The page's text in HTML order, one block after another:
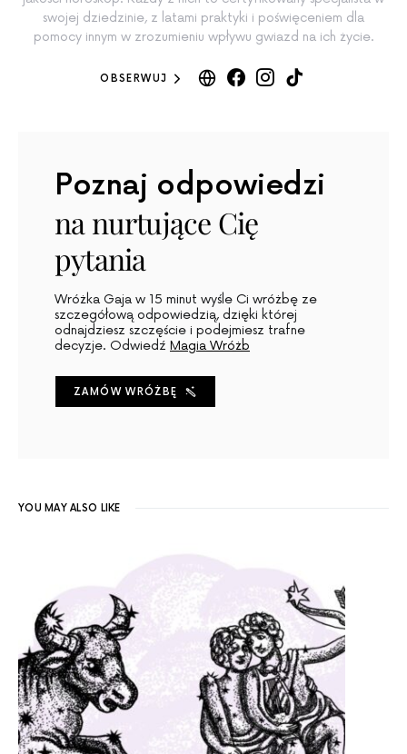
swojej dziedzinie, z latami praktyki i poświęceniem dla
pomocy innym w zrozumieniu wpływu gwiazd na ich życie.
OBSERWUJ
Poznaj odpowiedzi
na nurtujące Cię
pytania
Wróżka Gaja w 15 minut wyśle Ci wróżbę ze
szczegółową odpowiedzią, dzięki której
odnajdziesz szczęście i podejmiesz trafne
decyzje. Odwiedź Magia Wróżb
ZAMÓW WRÓŻBĘ
YOU MAY ALSO LIKE